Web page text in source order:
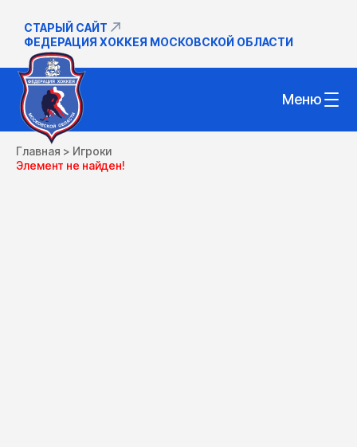
СТАРЫЙ САЙТ
ФЕДЕРАЦИЯ ХОККЕЯ МОСКОВСКОЙ ОБЛАСТИ
Меню
Главная > Игроки
Элемент не найден!